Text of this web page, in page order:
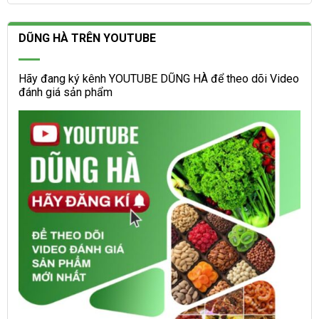
DŨNG HÀ TRÊN YOUTUBE
Hãy đang ký kênh YOUTUBE DŨNG HÀ để theo dõi Video
đánh giá sản phẩm